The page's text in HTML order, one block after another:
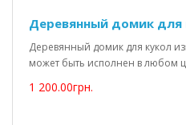
Деревянный домик для
Деревянный домик для кукол
может быть исполнен в любом
1 200.00грн.